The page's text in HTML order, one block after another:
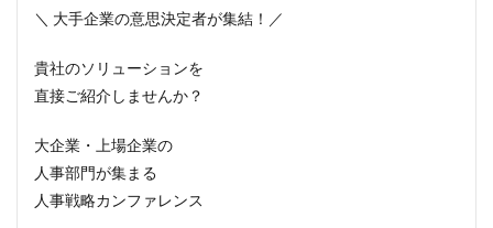
＼ 大手企業の意思決定者が集結！／
貴社のソリューションを
直接ご紹介しませんか？
大企業・上場企業の
人事部門が集まる
人事戦略カンファレンス